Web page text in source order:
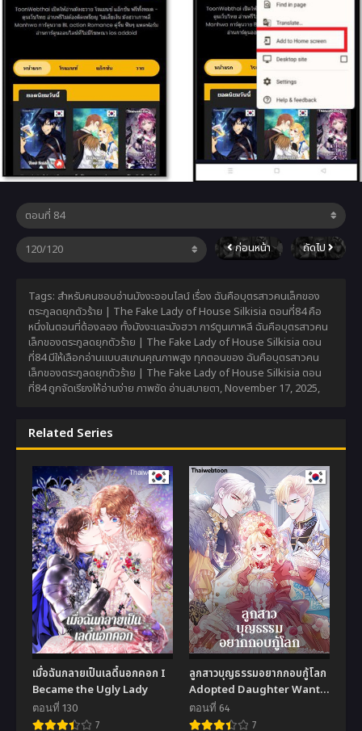
ก่อนหน้า ถัดไป
Tags: สำหรับคนชอบอ่านมังงะออนไลน์ เรื่อง ฉันคือบุตรสาวคนเล็กของ
ตระกูลดยุกตัวร้าย | The Fake Lady of House Silkisia ตอนที่84 คือ
หนึ่งในตอนที่ต้องลอง ทั้งมังงะและมังฮวา การ์ตูนเกาหลี ฉันคือบุตรสาวคน
เล็กของตระกูลดยุกตัวร้าย | The Fake Lady of House Silkisia ตอน
ที่84 มีให้เลือกอ่านแบบสแกนคุณภาพสูง ทุกตอนของ ฉันคือบุตรสาวคน
เล็กของตระกูลดยุกตัวร้าย | The Fake Lady of House Silkisia ตอน
ที่84 ถูกจัดเรียงให้อ่านง่าย ภาพชัด อ่านสบายตา, November 17, 2025,
Related Series
เมื่อฉันกลายเป็นเลดี้นอกคอก I
Became the Ugly Lady
ตอนที่ 130
7
ลูกสาวบุญธรรมอยากกอบกู้โลก
Adopted Daughter Wants
to Save the World
ตอนที่ 64
7